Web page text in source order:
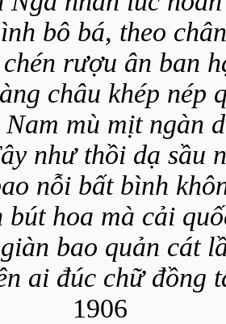
bô bá, theo
rượu ân ban
châu khép nép
Nam mù mịt ngàn
như thồi dạ sầu
nỗi bất bình
bút hoa mà cải
bao quản cát
ai đúc chữ đồng
1906